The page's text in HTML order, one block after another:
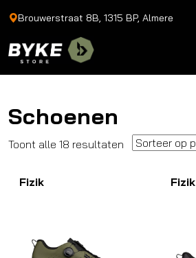
Brouwerstraat 8B, 1315 BP, Almere
Schoenen
Toont alle 18 resultaten Gesorteerd
populariteit
Fizik Fizik